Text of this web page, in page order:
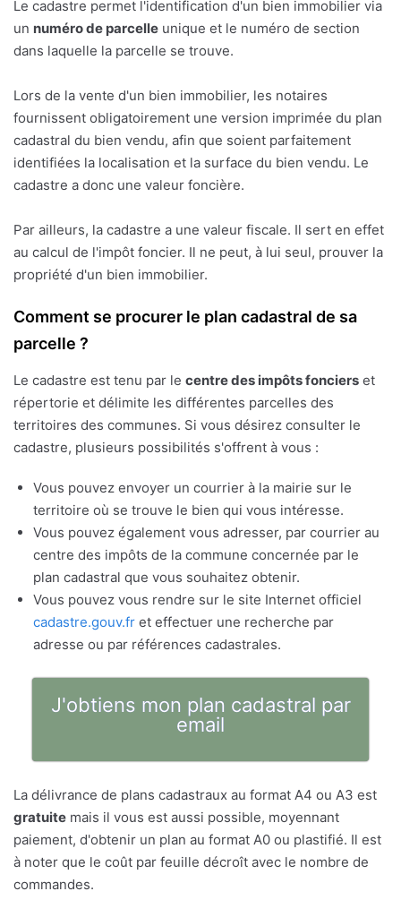
Le cadastre permet l'identification d'un bien immobilier via
un numéro de parcelle unique et le numéro de section
dans laquelle la parcelle se trouve.
Lors de la vente d'un bien immobilier, les notaires
fournissent obligatoirement une version imprimée du plan
cadastral du bien vendu, afin que soient parfaitement
identifiées la localisation et la surface du bien vendu. Le
cadastre a donc une valeur foncière.
Par ailleurs, la cadastre a une valeur fiscale. Il sert en effet
au calcul de l'impôt foncier. Il ne peut, à lui seul, prouver la
propriété d'un bien immobilier.
Comment se procurer le plan cadastral de sa
parcelle ?
Le cadastre est tenu par le centre des impôts fonciers et
répertorie et délimite les différentes parcelles des
territoires des communes. Si vous désirez consulter le
cadastre, plusieurs possibilités s'offrent à vous :
Vous pouvez envoyer un courrier à la mairie sur le
territoire où se trouve le bien qui vous intéresse.
Vous pouvez également vous adresser, par courrier au
centre des impôts de la commune concernée par le
plan cadastral que vous souhaitez obtenir.
Vous pouvez vous rendre sur le site Internet officiel
cadastre.gouv.fr et effectuer une recherche par
adresse ou par références cadastrales.
J'obtiens mon plan cadastral par
email
La délivrance de plans cadastraux au format A4 ou A3 est
gratuite mais il vous est aussi possible, moyennant
paiement, d'obtenir un plan au format A0 ou plastifié. Il est
à noter que le coût par feuille décroît avec le nombre de
commandes.